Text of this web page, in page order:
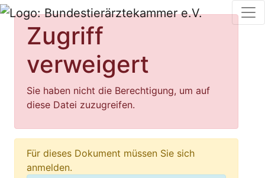
Zugriff
verweigert
Sie haben nicht die Berechtigung, um auf
diese Datei zuzugreifen.
Für dieses Dokument müssen Sie sich
anmelden.